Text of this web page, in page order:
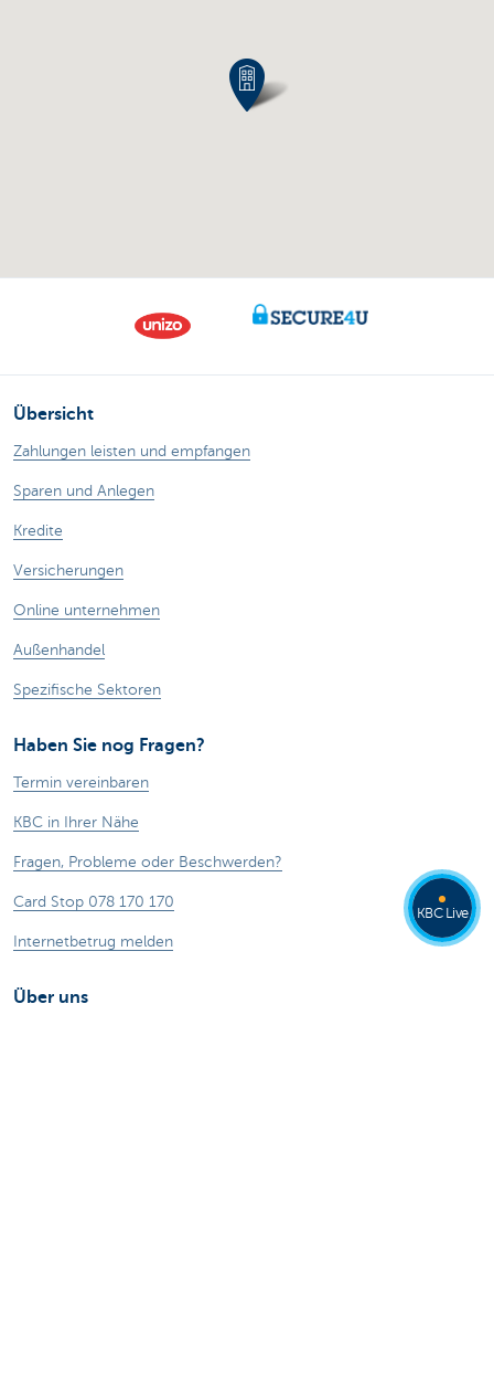
Übersicht
Zahlungen leisten und empfangen
Sparen und Anlegen
Kredite
Versicherungen
Online unternehmen
Außenhandel
Spezifische Sektoren
Haben Sie nog Fragen?
Termin vereinbaren
KBC in Ihrer Nähe
Fragen, Probleme oder Beschwerden?
Card Stop 078 170 170
Internetbetrug melden
Über uns
KBC Live